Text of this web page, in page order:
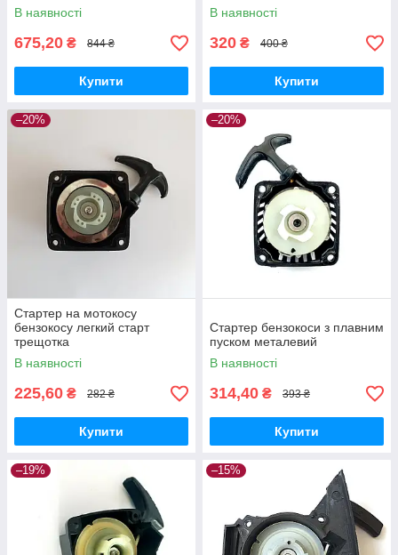
В наявності
675,20 ₴ 844 ₴
Купити
В наявності
320 ₴ 400 ₴
Купити
–20%
Стартер на мотокосу
бензокосу легкий старт
трещотка
В наявності
225,60 ₴ 282 ₴
Купити
–20%
Стартер бензокоси з плавним
пуском металевий
В наявності
314,40 ₴ 393 ₴
Купити
–19% –15%